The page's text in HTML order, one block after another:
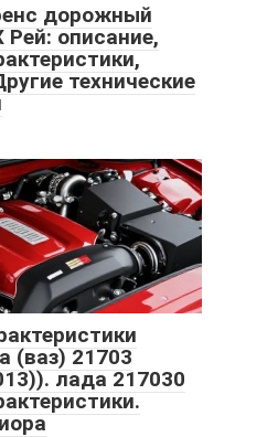
дорожный
описание,
технические
(ваз) 21703
лада 217030